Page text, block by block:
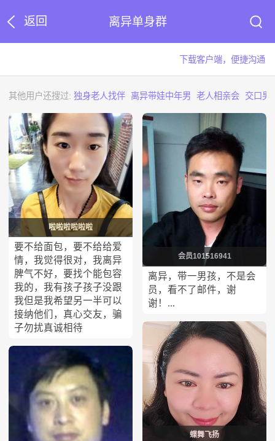
返回 离异单身群
下载客户端，便捷沟通
其他用户还搜过:独身老人找伴 离异带娃中年男 老人相亲会 交口男
啦啦啦啦啦啦
要不给面包，要不给给爱
情，我觉得很对，我离异
脾气不好，要找个能包容
我的，我有孩子孩子没跟
我但是我希望另一半可以
接纳他们，真心交友，骗
子勿扰真诚相待
会员101516941
离异，带一男孩，不是会
员，看不了邮件，谢
谢！...
蝶舞飞扬